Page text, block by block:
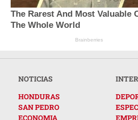
The Rarest And Most Valuable
The Whole World
Brainberries
NOTICIAS
HONDURAS
SAN PEDRO
ECONOMIA